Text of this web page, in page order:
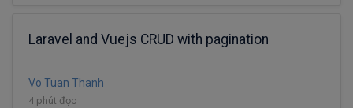
Laravel and Vuejs CRUD with pagination
Vo Tuan Thanh
4 phút đọc